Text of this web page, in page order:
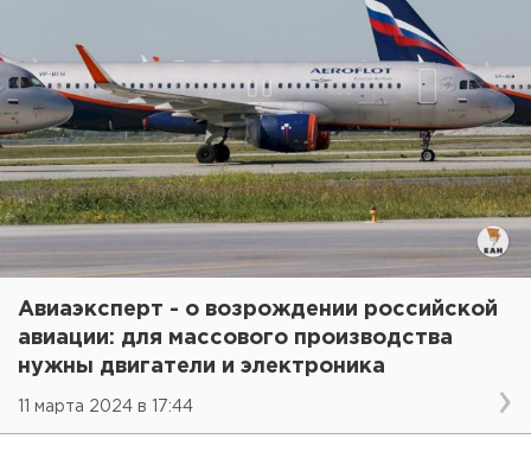
Авиаэксперт - о возрождении российской
авиации: для массового производства
нужны двигатели и электроника
11 марта 2024 в 17:44